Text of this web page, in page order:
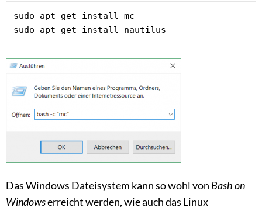
sudo apt-get install mc
sudo apt-get install nautilus
Das Windows Dateisystem kann so wohl von Bash on
Windowserreicht werden, wie auch das Linux